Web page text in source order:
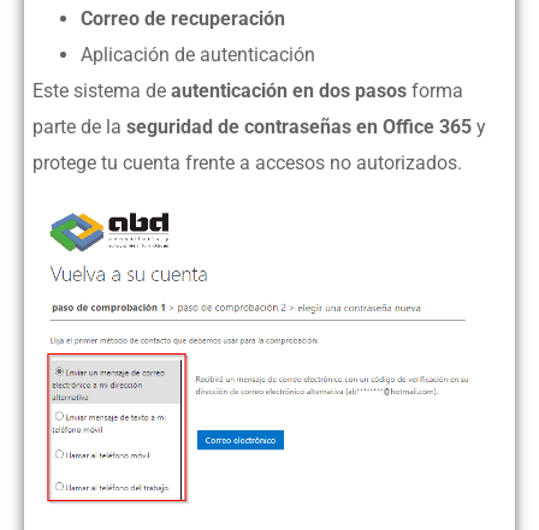
Correo de recuperación
Aplicación de autenticación
Este sistema de autenticación en dos pasos forma
parte de la seguridad de contraseñas en Office 365 y
protege tu cuenta frente a accesos no autorizados.